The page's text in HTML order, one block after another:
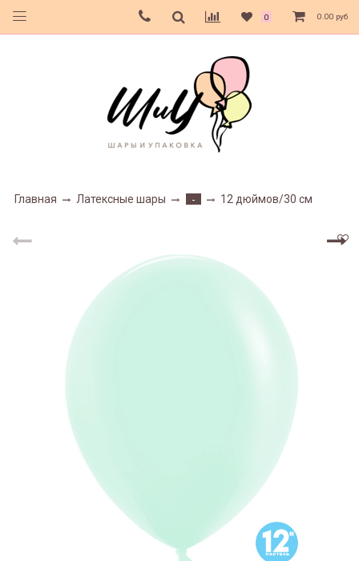
0 0.00 руб
Главная Латексные шары - 12 дюймов/30 см